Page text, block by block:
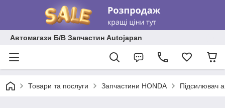
Автомагази Б/В Запчастин Autojapan
Товари та послуги Запчастини HONDA Підсилювач